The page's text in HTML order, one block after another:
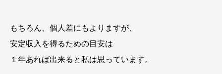
もちろん、個人差にもよりますが、
安定収入を得るための目安は
１年あれば出来ると私は思っています。